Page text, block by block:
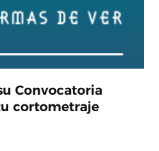
Convocatoria
cortometraje